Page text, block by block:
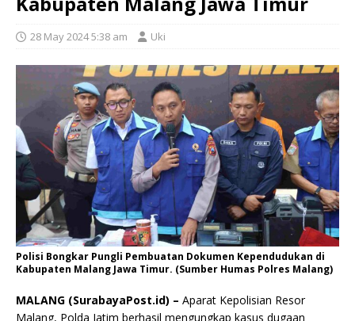
28 May 2024 5:38 am Uki
Polisi Bongkar Pungli Pembuatan Dokumen Kependudukan di
Kabupaten Malang Jawa Timur. (Sumber Humas Polres Malang)
MALANG (SurabayaPost.id) – Aparat Kepolisian Resor
Malang, Polda Jatim berhasil mengungkap kasus dugaan